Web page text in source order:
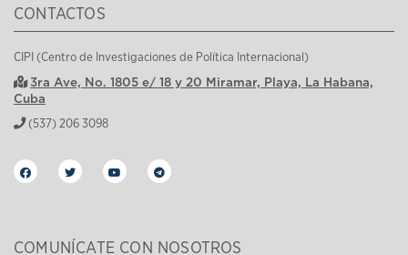
CONTACTOS
CIPI (Centro de Investigaciones de Política Internacional)
3ra Ave, No. 1805 e/ 18 y 20 Miramar, Playa, La Habana,
Cuba
(537) 206 3098
COMUNÍCATE CON NOSOTROS